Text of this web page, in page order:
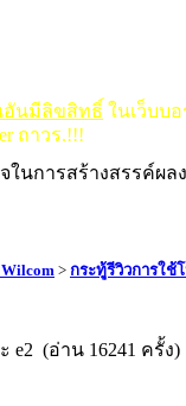
อันมีลิขสิทธิ์ ในเว็บบ
ถาวร.!!!
ในการสร้างสรรค์ผล
> กระทูุ้รีวิวการใช้
e2 (อ่าน 16241 ครั้ง)